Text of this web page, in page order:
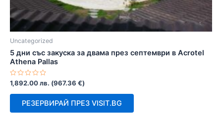
Uncategorized
5 дни със закуска за двама през септември в Acrotel
Athena Pallas
Оценено
с
0
1,892.00лв. (967.36 €)
РЕЗЕРВИРАЙ ПРЕЗ VISIT.BG